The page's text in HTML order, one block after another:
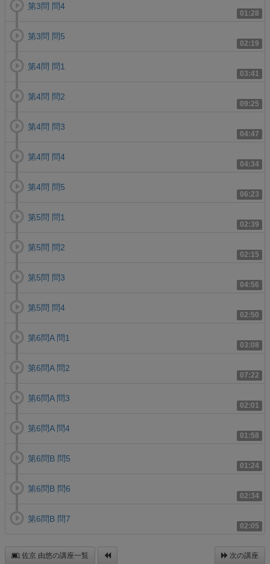
01:28
第3問 問4
02:19
第3問 問5
03:41
第4問 問1
09:25
第4問 問2
04:47
第4問 問3
04:34
第4問 問4
06:23
第4問 問5
02:39
第5問 問1
02:15
第5問 問2
04:56
第5問 問3
02:50
第5問 問4
03:08
第6問A 問1
07:22
第6問A 問2
02:01
第6問A 問3
01:58
第6問A 問4
01:24
第6問B 問5
02:34
第6問B 問6
02:05
第6問B 問7
佐京 由悠の講座一覧 次の講座